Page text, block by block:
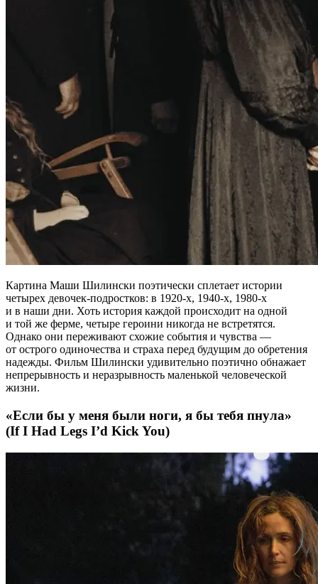
Картина Маши Шилински поэтически сплетает истории
четырех девочек-подростков: в 1920-х, 1940-х, 1980-х
и в наши дни. Хоть история каждой происходит на одной
и той же ферме, четыре героини никогда не встретятся.
Однако они переживают схожие события и чувства —
от острого одиночества и страха перед будущим до обретения
надежды. Фильм Шилински удивительно поэтично обнажает
непрерывность и неразрывность маленькой человеческой
жизни.
«Если бы у меня были ноги, я бы тебя пнула»
(If I Had Legs I’d Kick You)